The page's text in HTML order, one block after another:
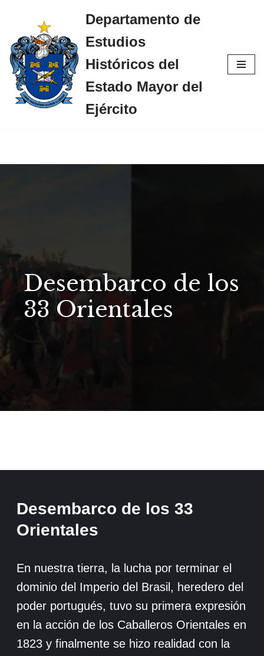
al
contenido
Departamento de
Estudios
Históricos del
Estado Mayor del
Ejército
Desembarco de los
33 Orientales
Desembarco de los 33
Orientales
En nuestra tierra, la lucha por terminar el
dominio del Imperio del Brasil, heredero del
poder portugués, tuvo su primera expresión
en la acción de los Caballeros Orientales en
1823 y finalmente se hizo realidad con la